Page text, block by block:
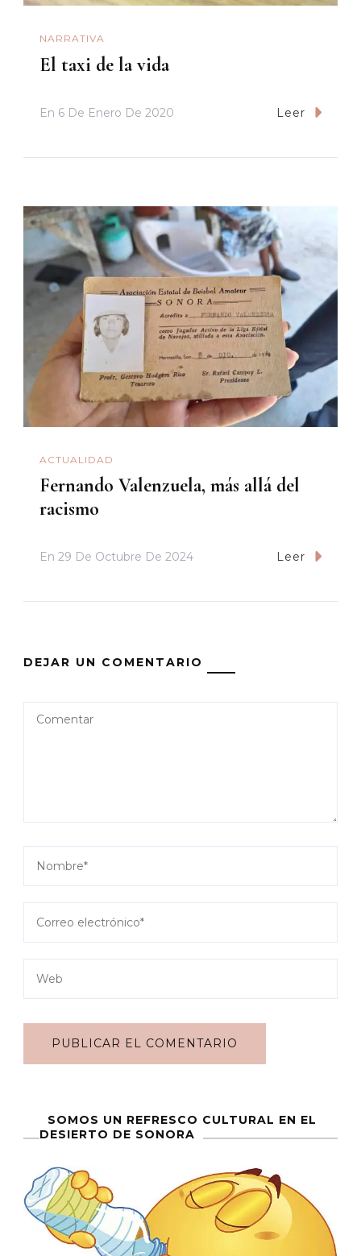
NARRATIVA
El taxi de la vida
En 6 De Enero De 2020 Leer
ACTUALIDAD
Fernando Valenzuela, más allá del
racismo
En 29 De Octubre De 2024 Leer
DEJAR UN COMENTARIO
SOMOS UN REFRESCO CULTURAL EN EL
DESIERTO DE SONORA